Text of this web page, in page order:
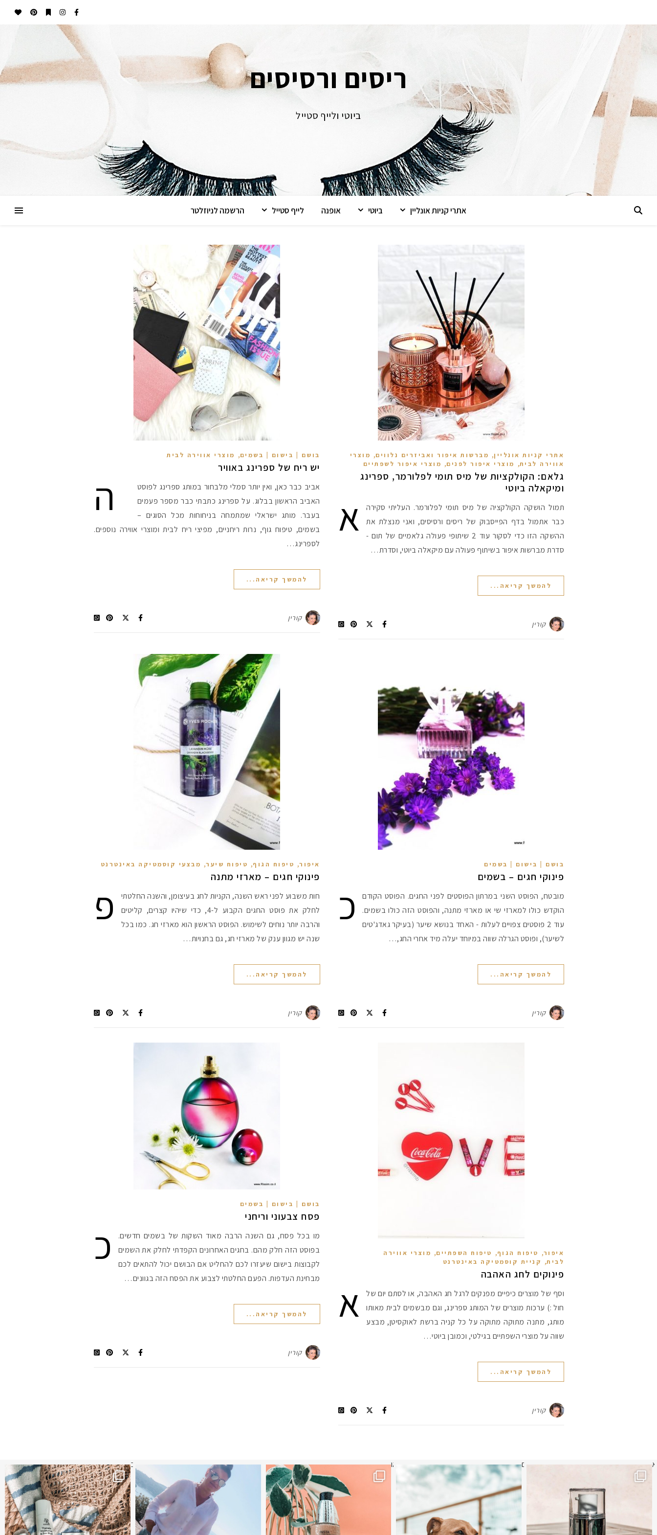
ריסים ורסיסים
ביוטי ולייף סטייל
אתרי קניות אונליין ביוטי אופנה לייף סטייל הרשמה לניוזלטר
אתרי קניות אונליין, מברשות איפור ואביזרים נלווים, מוצרי
אווירה לבית, מוצרי איפור לפנים, מוצרי איפור לשפתיים
גלאם: הקולקציות של מיס תומי לפלורמר, ספרינג
ומיקאלה ביוטי
א
תמול הושקה הקולקציה של מיס תומי לפלורמר. העליתי סקירה
כבר אתמול בדף הפייסבוק של ריסים ורסיסים, ואני מנצלת את
ההשקה הזו כדי לסקור עוד 2 שיתופי פעולה גלאמיים של תום -
סדרת מברשות איפור בשיתוף פעולה עם מיקאלה ביוטי, וסדרת…
להמשך קריאה...
קורין
בושם | בישום | בשמים, מוצרי אווירה לבית
יש ריח של ספרינג באוויר
ה
אביב כבר כאן, ואין יותר סמלי מלבחור במותג ספרינג לפוסט
האביב הראשון בבלוג. על ספרינג כתבתי כבר מספר פעמים
בעבר. מותג ישראלי שמתמחה בניחוחות מכל הסוגים –
בשמים, טיפוח גוף, נרות ריחניים, מפיצי ריח לבית ומוצרי אווירה נוספים.
לספרינג…
להמשך קריאה...
קורין
בושם | בישום | בשמים
פינוקי חגים – בשמים
כ
מובטח, הפוסט השני במרתון הפוסטים לפני החגים. הפוסט הקודם
הוקדש כולו למארזי שי או מארזי מתנה, והפוסט הזה כולו בשמים.
עוד 2 פוסטים צפויים לעלות - האחד בנושא שיער (בעיקר גאדג'טים
לשיער), ופוסט הגרלה שווה במיוחד יעלה מיד אחרי החג,…
להמשך קריאה...
קורין
איפור, טיפוח הגוף, טיפוח שיער, מבצעי קוסמטיקה באינטרנט
פינוקי חגים – מארזי מתנה
פ
חות משבוע לפני ראש השנה, הקניות לחג בעיצומן, והשנה החלטתי
לחלק את פוסט החגים הקבוע ל-4, כדי שיהיו קצרים, קליטים
והרבה יותר נוחים לשימוש. הפוסט הראשון הוא מארזי חג. כמו בכל
שנה יש מגוון ענק של מארזי חג, גם בחנויות…
להמשך קריאה...
קורין
איפור, טיפוח הגוף, טיפוח השפתיים, מוצרי אווירה
לבית, קניית קוסמטיקה באינטרנט
פינוקים לחג האהבה
א
וסף של מוצרים כיפיים מפנקים לרגל חג האהבה, או לסתם יום של
חול :) ערכות מוצרים של המותג ספרינג, וגם מבשמים לבית מאותו
מותג, מתנה מתוקה מתוקה על כל קניה ברשת לאוקסיטן, מבצע
שווה על מוצרי השפתיים בגילטי, וכמובן ביוטי…
להמשך קריאה...
קורין
בושם | בישום | בשמים
פסח צבעוני וריחני
כ
מו בכל פסח, גם השנה הרבה מאוד השקות של בשמים חדשים.
בפוסט הזה חלק מהם. בחגים האחרונים הקפדתי לחלק את השמים
לקבוצות בישום שיעזרו לכם להחליט אם הבושם יכול להתאים לכם
מבחינת העדפות. הפעם החלטתי לצבוע את הפסח הזה בגוונים…
להמשך קריאה...
קורין
לא העליתי תמונה כבר חודשיים איזו אהבתם יותר? הראשונה או מקדמי הגנה מומלצים - עכשיו ב